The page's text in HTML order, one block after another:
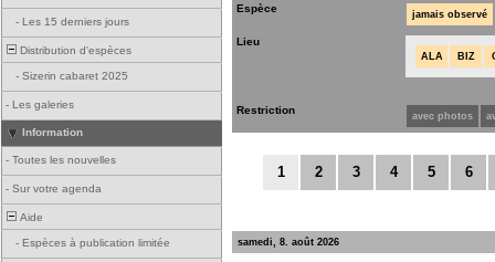
- Les 15 derniers jours
Distribution d'espèces
- Sizerin cabaret 2025
- Les galeries
Information
- Toutes les nouvelles
- Sur votre agenda
Aide
- Espèces à publication limitée
Espèce
jamais observé
Lieu
ALA BIZ
Restriction avec photos
1 2 3 4 5 6
samedi, 8. août 2026